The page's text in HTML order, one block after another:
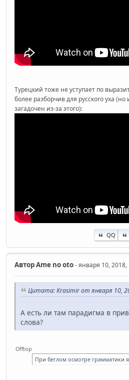
Турецкий тоже не уступает по
более разборчив для русского уха
загадочен из-за этого):
QQ
АвторAme no oto- января 10, 2018,
Цитата: Krasimir от января 10,
А есть ли там парадигма в
слова?
Offtop
При беглом осмотре грамматики